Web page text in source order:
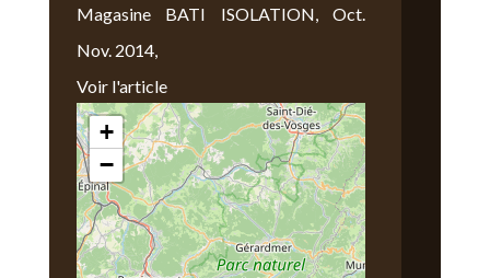
Magasine BATI ISOLATION, Oct.
Nov. 2014,
Voir l'article
Nous Trouver
+
−